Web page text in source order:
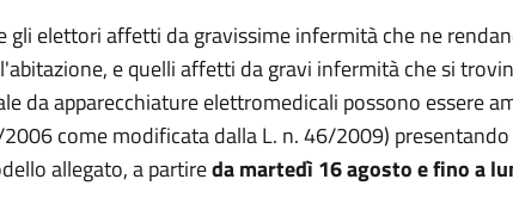
gli elettori affetti da gravissime infermità che ne
e quelli affetti da gravi infermità che si
da apparecchiature elettromedicali possono essere
come modificata dalla L. n. 46/2009)
allegato, a partireda martedì 16 agosto e fino a